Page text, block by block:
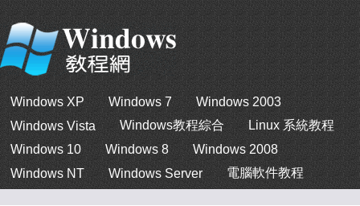
Windows XP Windows 7
Windows 2003
Windows Vista
Windows教程綜合
Linux 系統教程
Windows 10
Windows 8
Windows 2008
Windows NT
Windows Server 電腦軟件教程